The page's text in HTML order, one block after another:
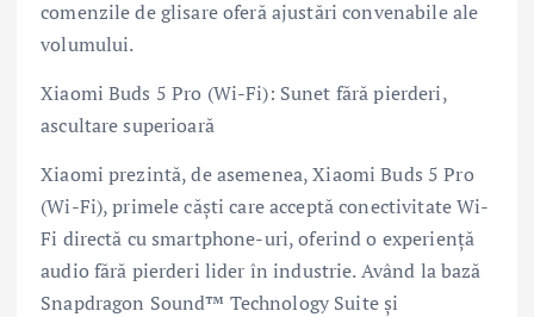
comenzile de glisare oferă ajustări convenabile ale
volumului.
Xiaomi Buds 5 Pro (Wi-Fi): Sunet fără pierderi,
ascultare superioară
Xiaomi prezintă, de asemenea, Xiaomi Buds 5 Pro
(Wi-Fi), primele căști care acceptă conectivitate Wi-
Fi directă cu smartphone-uri, oferind o experiență
audio fără pierderi lider în industrie. Având la bază
Snapdragon Sound™ Technology Suite și